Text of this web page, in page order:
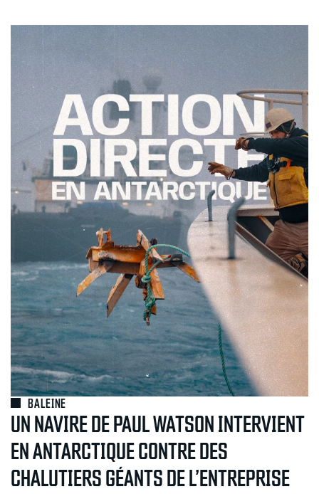
BALEINE
UN NAVIRE DE PAUL WATSON INTERVIENT
EN ANTARCTIQUE CONTRE DES
CHALUTIERS GÉANTS DE L’ENTREPRISE